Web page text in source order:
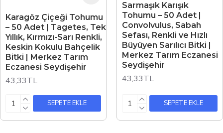
Karagöz Çiçeği Tohumu
– 50 Adet | Tagetes, Tek
Yıllık, Kırmızı-Sarı Renkli,
Keskin Kokulu Bahçelik
Bitki | Merkez Tarım
Eczanesi Seydişehir
43,33TL
SEPETE EKLE
Sarmaşık Karışık
Tohumu – 50 Adet |
Convolvulus, Sabah
Sefası, Renkli ve Hızlı
Büyüyen Sarılıcı Bitki |
Merkez Tarım Eczanesi
Seydişehir
43,33TL
SEPETE EKLE